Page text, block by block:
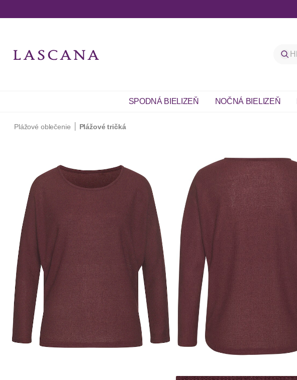
SPODNÁ BIELIZEŇ NOČNÁ BIELIZEŇ
Plážové oblečenie Plážové tričká